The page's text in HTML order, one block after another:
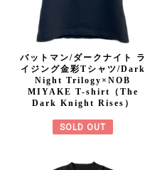
バットマン/ダークナイト ラ
イジング金彩Tシャツ/Dark
Night Trilogy×NOB
MIYAKE T-shirt（The
Dark Knight Rises）
SOLD OUT